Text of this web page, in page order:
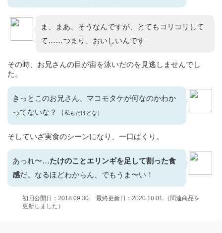
ま、まあ、そうなんですが、とてもコリコリして
て……つまり、おいしいんです
その時、お兄さんの目が宙を泳いだのを見逃しませんでし
た。
きっとこのお兄さん、マコモタケが何なのかわか
ってないな？（私もだけどな）
そしていざ実食のシーンになり、一口ぱくり。
あっれ〜…たけのことエリンギを足して割った食
感だ。なるほどわからん、でもうま〜い！
初回公開日：2018.09.30. 最終更新日：2020.10.01.（関連商品を
更新しました）